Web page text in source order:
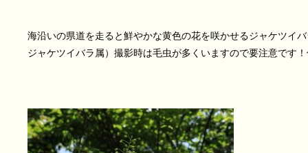
海沿いの県道を走ると鮮やかな黄色の花を咲かせるジャケツイ
ジャケツイバラ属）撮影時は毛虫が多くいますので要注意です